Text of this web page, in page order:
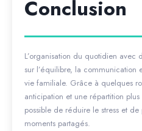
Conclusion
L’organisation du quotidien avec
sur l’équilibre, la communication
vie familiale. Grâce à quelques
anticipation et une répartition
possible de réduire le stress et
moments partagés.